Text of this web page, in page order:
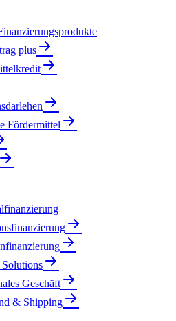
plus
Fördermittel
Geschäft
& Shipping